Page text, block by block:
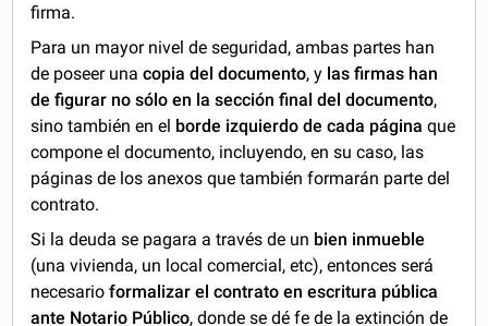
firma.
Para un mayor nivel de seguridad, ambas partes han
de poseer unacopia del documento, y las firmas han
de figurar no sólo en la sección final del documento,
sino también en el borde izquierdo de cada página que
compone el documento, incluyendo, en su caso, las
páginas de los anexos que también formarán parte del
contrato.
Si la deuda se pagara a través de un bien inmueble
(una vivienda, un local comercial, etc), entonces será
necesarioformalizar el contrato en escritura pública
ante Notario Público, donde se dé fe de la extinción de